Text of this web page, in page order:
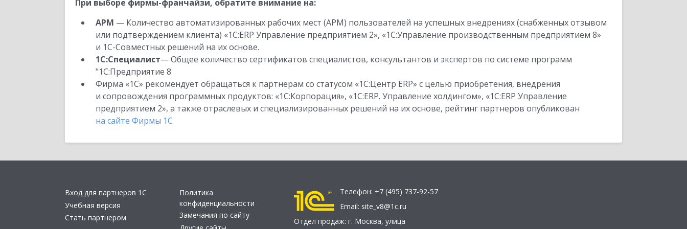
При выборе фирмы-франчайзи, обратите внимание на:
АРМ — Количество автоматизированных рабочих мест (АРМ) пользователей на успешных внедрениях (снабженных отзывом
или подтверждением клиента) «1С:ERP Управление предприятием 2», «1С:Управление производственным предприятием 8»
и 1С-Совместных решений на их основе.
1С:Специалист— Общее количество сертификатов специалистов, консультантов и экспертов по системе программ
"1С:Предприятие 8
Фирма «1С» рекомендует обращаться к партнерам со статусом «1С:Центр ERP» с целью приобретения, внедрения
и сопровождения программных продуктов: «1С:Корпорация», «1С:ERP. Управление холдингом», «1С:ERP Управление
предприятием 2», а также отраслевых и специализированных решений на их основе, рейтинг партнеров опубликован
на сайте Фирмы 1С
Вход для партнеров 1С
Учебная версия
Стать партнером
Политика
конфиденциальности
Замечания по сайту
Телефон: +7 (495) 737-92-57
Email: site_v8@1c.ru
Отдел продаж: г. Москва, улица